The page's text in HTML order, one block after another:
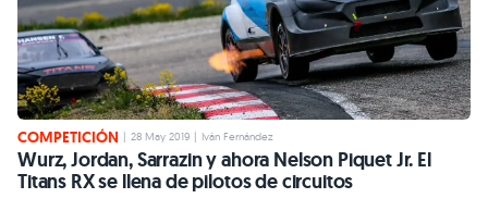
COMPETICIÓN | 28 May 2019 | Iván Fernández
Wurz, Jordan, Sarrazin y ahora Nelson Piquet Jr. El
Titans RX se llena de pilotos de circuitos